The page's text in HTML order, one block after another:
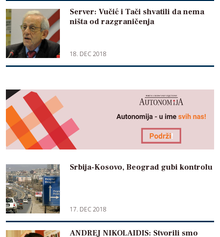
Server: Vučić i Tači shvatili da nema
ništa od razgraničenja
18. DEC 2018
Srbija-Kosovo, Beograd gubi kontrolu
17. DEC 2018
ANDREJ NIKOLAIDIS: Stvorili smo